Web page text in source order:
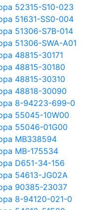
52315-S10-023
51631-SS0-004
51306-S7B-014
51306-SWA-A01
48815-30171
48815-30180
48815-30310
48818-30090
8-94223-699-0
55045-10W00
55046-01G00
MB338594
MB-175534
D651-34-156
54613-JG02A
90385-23037
8-94120-021-0